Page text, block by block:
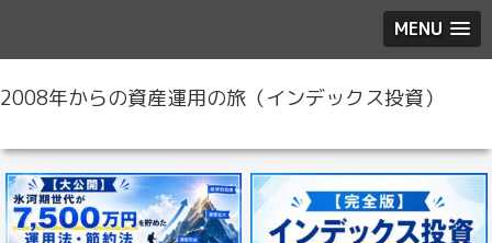
MENU
2008年からの資産運用の旅（インデックス投資）